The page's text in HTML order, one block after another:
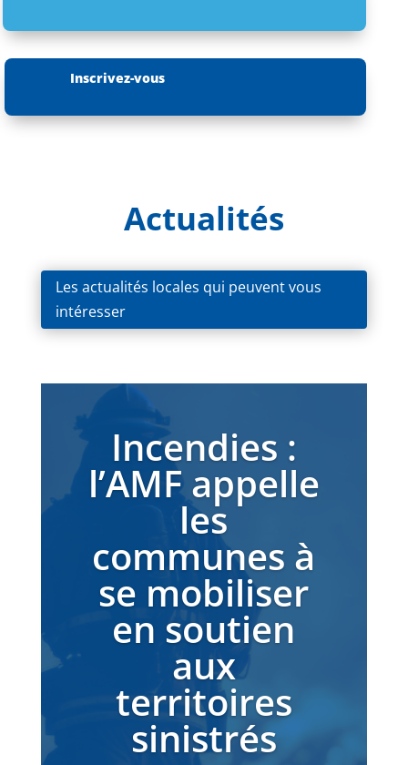
Inscrivez-vous
Actualités
Les actualités locales qui peuvent vous
intéresser
Incendies :
l’AMF appelle
les
communes à
se mobiliser
en soutien
aux
territoires
sinistrés